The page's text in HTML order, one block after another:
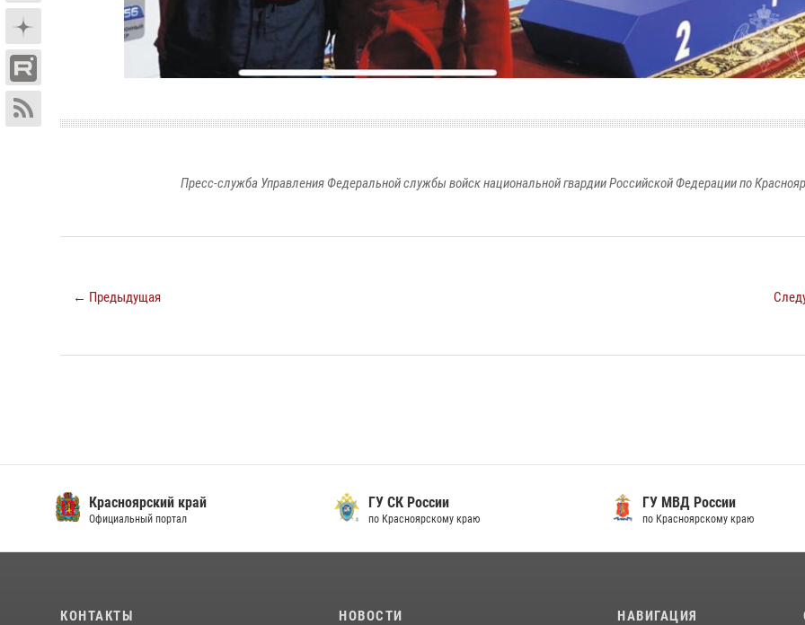
Пресс-служба Управления Федеральной службы войск национальной гвардии Российской Федерации по
← Предыдущая
Красноярский край
Официальный портал
ГУ СК России
по Красноярскому краю
ГУ МВД России
по Красноярскому краю
КОНТАКТЫ НОВОСТИ НАВИГАЦИЯ